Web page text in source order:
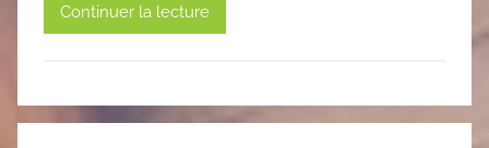
Continuer la lecture